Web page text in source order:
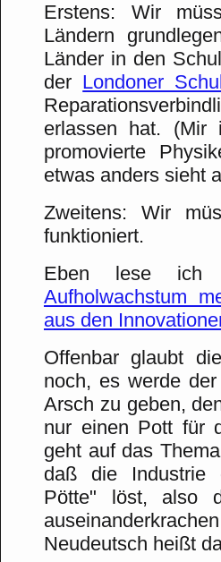
Erstens: Wir
Ländern
Länder in den
der Londoner
erlassen hat. (Mir
promovierte
etwas anders sieht
Zweitens: Wir
funktioniert.
Eben lese
Aufholwachstum
aus den
Offenbar glaubt
noch, es werde
Arsch zu geben,
nur einen Pott für
geht auf das
daß die Industrie
Pötte" löst, also
Neudeutsch heißt